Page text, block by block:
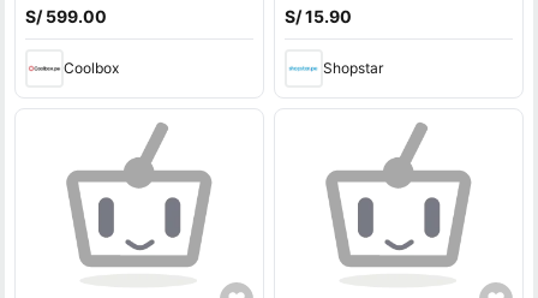
USB Mirroring Android,
Bluetooth, ecualizador 13
S/ 599.00
Coolbox
Sonido Autoradio
S/ 15.90
Shopstar